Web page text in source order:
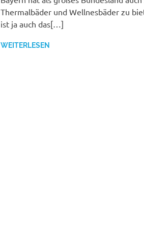
Thermalbäder und Wellnesbäder zu
ist ja auch das[…]
WEITERLESEN